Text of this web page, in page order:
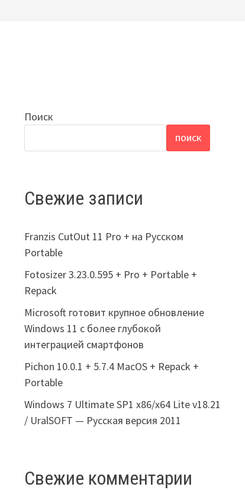
Поиск
ПОИСК
Свежие записи
Franzis CutOut 11 Pro + на Русском
Portable
Fotosizer 3.23.0.595 + Pro + Portable +
Repack
Microsoft готовит крупное обновление
Windows 11 с более глубокой
интеграцией смартфонов
Pichon 10.0.1 + 5.7.4 MacOS + Repack +
Portable
Windows 7 Ultimate SP1 x86/x64 Lite v18.21
/ UralSOFT — Русская версия 2011
Свежие комментарии